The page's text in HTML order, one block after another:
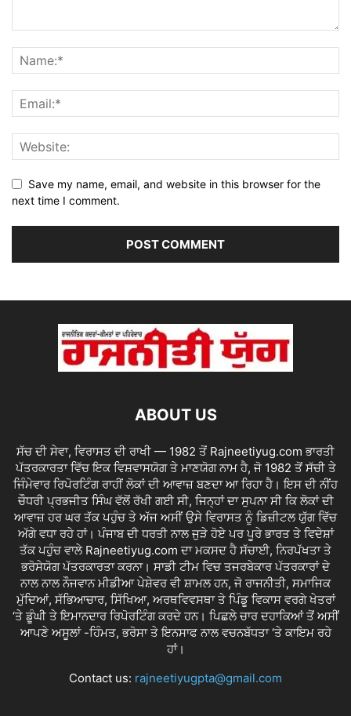
Save my name, email, and website in this browser for the
next time I comment.
ABOUT US
ਸੱਚ ਦੀ ਸੇਵਾ, ਵਿਰਾਸਤ ਦੀ ਰਾਖੀ — 1982 ਤੋਂ Rajneetiyug.com ਭਾਰਤੀ
ਪੱਤਰਕਾਰਤਾ ਵਿੱਚ ਇਕ ਵਿਸ਼ਵਾਸਯੋਗ ਤੇ ਮਾਣਯੋਗ ਨਾਮ ਹੈ, ਜੋ 1982 ਤੋਂ ਸੱਚੀ ਤੇ
ਜਿੰਮੇਵਾਰ ਰਿਪੋਰਟਿੰਗ ਰਾਹੀਂ ਲੋਕਾਂ ਦੀ ਆਵਾਜ਼ ਬਣਦਾ ਆ ਰਿਹਾ ਹੈ। ਇਸ ਦੀ ਨੀਂਹ
ਚੌਧਰੀ ਪ੍ਰਭਜੀਤ ਸਿੰਘ ਵੱਲੋਂ ਰੱਖੀ ਗਈ ਸੀ, ਜਿਨ੍ਹਾਂ ਦਾ ਸੁਪਨਾ ਸੀ ਕਿ ਲੋਕਾਂ ਦੀ
ਆਵਾਜ਼ ਹਰ ਘਰ ਤੱਕ ਪਹੁੰਚ ਤੇ ਅੱਜ ਅਸੀਂ ਉਸੇ ਵਿਰਾਸਤ ਨੂੰ ਡਿਜ਼ੀਟਲ ਯੁੱਗ ਵਿੱਚ
ਅੱਗੇ ਵਧਾ ਰਹੇ ਹਾਂ। ਪੰਜਾਬ ਦੀ ਧਰਤੀ ਨਾਲ ਜੁੜੇ ਹੋਏ ਪਰ ਪੂਰੇ ਭਾਰਤ ਤੇ ਵਿਦੇਸ਼ਾਂ
ਤੱਕ ਪਹੁੰਚ ਵਾਲੇ Rajneetiyug.com ਦਾ ਮਕਸਦ ਹੈ ਸੱਚਾਈ, ਨਿਰਪੱਖਤਾ ਤੇ
ਭਰੋਸੇਯੋਗ ਪੱਤਰਕਾਰਤਾ ਕਰਨਾ। ਸਾਡੀ ਟੀਮ ਵਿਚ ਤਜਰਬੇਕਾਰ ਪੱਤਰਕਾਰਾਂ ਦੇ
ਨਾਲ ਨਾਲ ਨੌਜਵਾਨ ਮੀਡੀਆ ਪੇਸ਼ੇਵਰ ਵੀ ਸ਼ਾਮਲ ਹਨ, ਜੋ ਰਾਜਨੀਤੀ, ਸਮਾਜਿਕ
ਮੁੱਦਿਆਂ, ਸੱਭਿਆਚਾਰ, ਸਿੱਖਿਆ, ਅਰਥਵਿਵਸਥਾ ਤੇ ਪਿੰਡੂ ਵਿਕਾਸ ਵਰਗੇ ਖੇਤਰਾਂ
‘ਤੇ ਡੂੰਘੀ ਤੇ ਇਮਾਨਦਾਰ ਰਿਪੋਰਟਿੰਗ ਕਰਦੇ ਹਨ। ਪਿਛਲੇ ਚਾਰ ਦਹਾਕਿਆਂ ਤੋਂ ਅਸੀਂ
ਆਪਣੇ ਅਸੂਲਾਂ -ਹਿੰਮਤ, ਭਰੋਸਾ ਤੇ ਇਨਸਾਫ ਨਾਲ ਵਚਨਬੱਧਤਾ ‘ਤੇ ਕਾਇਮ ਰਹੇ
ਹਾਂ।
Contact us: rajneetiyugpta@gmail.com